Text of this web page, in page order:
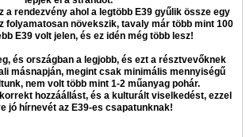
a rendezvény ahol a legtöbb E39 gyűlik össze egy
folyamatosan növekszik, tavaly már több mint 100
E39 volt jelen, és ez idén még több lesz!
és országban a legjobb, és ezt a résztvevőknek
másnapján, megint csak minimális mennyiségű
nem volt több mint 1-2 műanyag pohár.
hozzáállást, és a kulturált viselkedést, ezzel
jó hírnevét az E39-es csapatunknak!